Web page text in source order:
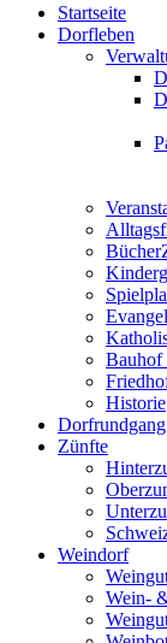
oben
scrollen
Startseite
Dorfleben
Bauhof
Historie
Dorfrundgang
Zünfte
Weindorf
Wein-